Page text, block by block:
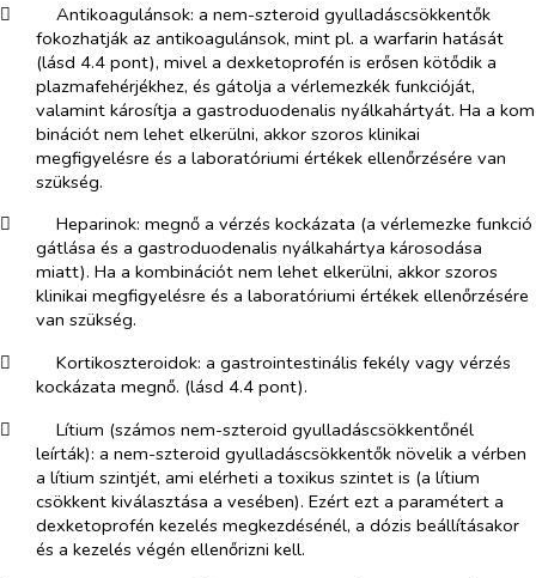
​
Antikoagulánsok: a nem-szteroid gyulladáscsökkentők
fokozhatják az antikoagulánsok, mint pl. a warfarin hatását
(lásd 4.4 pont), mivel a dexketoprofén is erősen kötődik a
plazmafehérjékhez, és gátolja a vérlemezkék funkcióját,
valamint károsítja a gastroduodenalis nyálkahártyát. Ha a kom​
binációt nem lehet elkerülni, akkor szoros klinikai
megfigyelésre és a laboratóriumi értékek ellenőrzésére van
szükség.
​
Heparinok: megnő a vérzés kockázata (a vérlemezke funkció
gátlása és a gastroduodenalis nyálkahártya károsodása
miatt). Ha a kom​bi​nációt nem lehet elkerülni, akkor szoros
klinikai megfigyelésre és a laboratóriumi értékek ellenőrzésére
van szükség.
​
Kortikoszteroidok: a gastrointestinális fekély vagy vérzés
kockázata megnő. (lásd 4.4 pont).
​
Lítium (számos nem-szteroid gyulladáscsökkentőnél
leírták): a nem-szteroid gyulladáscsök​kentők növelik a vérben
a lítium szintjét, ami elérheti a toxikus szintet is (a lítium
csökkent kiválasztása a vesében). Ezért ezt a paramétert a
dexketoprofén kezelés megkezdésénél, a dózis beállításakor
és a kezelés végén ellenőrizni kell.